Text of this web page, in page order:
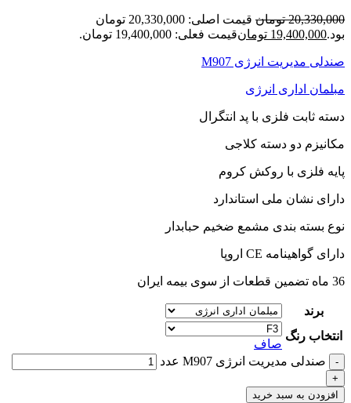
20,330,000 تومان
قیمت اصلی: 20,330,000 تومان
بود.19,400,000 تومانقیمت فعلی: 19,400,000 تومان.
صندلی مدیریت انرژی M907
مبلمان اداری انرژی
دسته ثابت فلزی با پد انتگرال
مکانیزم دو دسته کلاجی
پایه فلزی با روکش کروم
دارای نشان ملی استاندارد
نوع بسته بندی مشمع ضخیم حبابدار
دارای گواهینامه CE اروپا
36 ماه تضمین قطعات از سوی بیمه ایران
برند
انتخاب رنگ
صاف
- صندلی مدیریت انرژی M907 عدد
+
افزودن به سبد خرید